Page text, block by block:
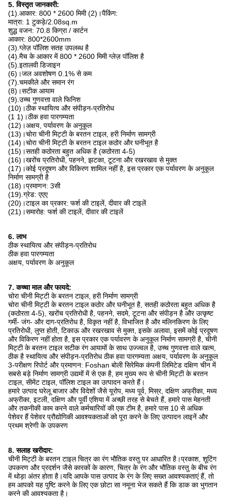
5. विस्तृत जानकारी:
(1).आकार: 800 * 2600 मिमी (2)।पैकिंग:
मात्रा: 1 टुकड़े/2.08sq.m
शुद्ध वजन: 70.8 किग्रा / कार्टन
आकार: 800*2600mm
(3).ग्लेज़ पॉलिश सतह उपलब्ध है
(4).मैच के आकार में 800 * 2600 मिमी ग्लेज़ पॉलिश है
(5).इतालवी डिजाइन
(6)।जल अवशोषण 0.1% से कम
(7).चमकीले और समान रंग
(8)।सटीक आयाम
(9).उच्च गुणवत्ता वाले फिनिश
(10)।ठीक स्थायित्व और संपीड़न-प्रतिरोध
(1 1)।ठीक हवा पारगम्यता
(12)।अक्षय, पर्यावरण के अनुकूल
(13)।चोरा चीनी मिट्टी के बरतन टाइल, हरी निर्माण सामग्री
(14)।चोरा चीनी मिट्टी के बरतन टाइल कठोर और घनीभूत है
(15)।सतही कठोरता बहुत अधिक है (कठोरता 4-5)
(16)।खरोंच प्रतिरोधी, पहनने, झटका, टूटना और रखरखाव से मुक्त
(17)।कोई प्रदूषण और विकिरण शामिल नहीं है, इस प्रकार एक पर्यावरण के अनुकूल
निर्माण सामग्री है
(18)।प्रमाणन: 3सी
(19).ग्रेड: एएए
(20)।टाइल का प्रकार: फर्श की टाइलें, दीवार की टाइलें
(21)।समारोह: फर्श की टाइलें, दीवार की टाइलें
6. लाभ
ठीक स्थायित्व और संपीड़न-प्रतिरोध
ठीक हवा पारगम्यता
अक्षय, पर्यावरण के अनुकूल
7. कच्चा माल और फायदे:
चोरा चीनी मिट्टी के बरतन टाइल, हरी निर्माण सामग्री
चोरा चीनी मिट्टी के बरतन टाइल कठोर और घनीभूत है, सतही कठोरता बहुत अधिक है
(कठोरता 4-5), खरोंच प्रतिरोधी है, पहनने, सदमे, टूटना और संपीड़न है और उत्कृष्ट
गर्मी- जंग- और दाग-प्रतिरोध है, विकृत नहीं है, विभाजित है और मलिनकिरण के लिए
प्रतिरोधी, लुप्त होती, टिकाऊ और रखरखाव से मुक्त, इसके अलावा, इसमें कोई प्रदूषण
और विकिरण नहीं होता है, इस प्रकार एक पर्यावरण के अनुकूल निर्माण सामग्री है, चीनी
मिट्टी के बरतन टाइल सटीक रंग आयामों के साथ उज्ज्वल है, उच्च गुणवत्ता वाले खत्म,
ठीक है स्थायित्व और संपीड़न-प्रतिरोध ठीक हवा पारगम्यता अक्षय, पर्यावरण के अनुकूल
3-परीक्षण रिपोर्ट और प्रमाणन: Foshan बोली सिरेमिक कंपनी लिमिटेड दक्षिण चीन में
सबसे बड़े निर्माण सामग्री उद्यमों में से एक है, हम मुख्य रूप से चीनी मिट्टी के बरतन
टाइल, सीमेंट टाइल, पॉलिश टाइल का उत्पादन करते हैं।
हमारे उत्पाद घरेलू बाजार और विदेशों जैसे यूरोप, मध्य पूर्व, मिस्र, दक्षिण अफ्रीका, मध्य
अफ्रीका, इटली, दक्षिण और पूर्वी एशिया में अच्छी तरह से बेचते हैं, हमारे पास मेहनती
और तकनीकी काम करने वाले कर्मचारियों की एक टीम है, हमारे पास 10 से अधिक
पेशेवर हैं पेशेवर प्रौद्योगिकी आवश्यकताओं को पूरा करने के लिए उत्पादन लाइनें और
प्रथम श्रेणी के उपकरण
8. सलाह खरीदार:
चीनी मिट्टी के बरतन टाइल चित्र का रंग भौतिक वस्तु पर आधारित है।प्रकाश, शूटिंग
उपकरण और प्रदर्शन जैसे कारकों के कारण, चित्र के रंग और भौतिक वस्तु के बीच रंग
में थोड़ा अंतर होता है।यदि आपके पास उत्पाद के रंग के लिए सख्त आवश्यकताएं हैं, तो
हम आपको यह पुष्टि करने के लिए एक छोटा सा नमूना भेज सकते हैं कि डाक का भुगतान
करने की आवश्यकता है।